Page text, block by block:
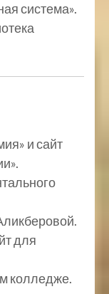
система».
и сайт
для
колледже.